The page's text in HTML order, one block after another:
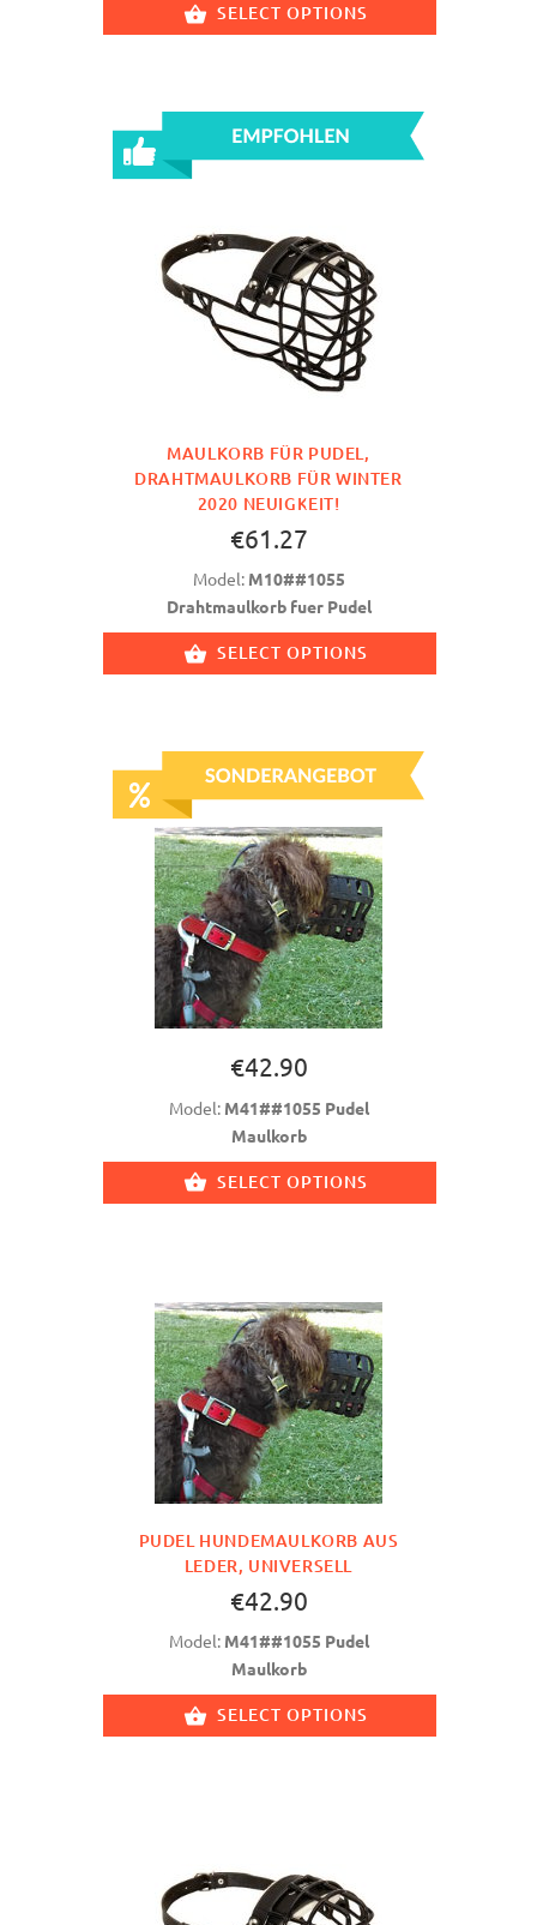
SELECT OPTIONS
MAULKORB FÜR PUDEL,
DRAHTMAULKORB FÜR WINTER
2020 NEUIGKEIT!
€61.27
Model: M10##1055
Drahtmaulkorb fuer Pudel
SELECT OPTIONS
€42.90
Model: M41##1055 Pudel
Maulkorb
SELECT OPTIONS
PUDEL HUNDEMAULKORB AUS
LEDER, UNIVERSELL
€42.90
Model: M41##1055 Pudel
Maulkorb
SELECT OPTIONS